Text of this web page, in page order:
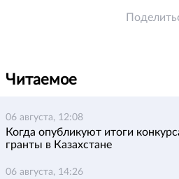
Читаемое
06 августа, 12:08
Когда опубликуют итоги
гранты в Казахстане
06 августа, 14:26